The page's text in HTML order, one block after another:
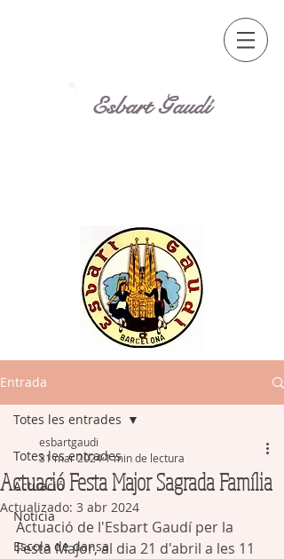
Esbart Gaudí
Entrada
Totes les entrades
Actuació
Notícia
Escola de dansa
Totes les entrades
Actuació Festa Major Sagrada Família
esbartgaudi
31 mar 20241 min de lectura
Actualizado: 3 abr 2024
Actuació de l'Esbart Gaudí per la
Festa Major, al dia 21 d'abril a les 11